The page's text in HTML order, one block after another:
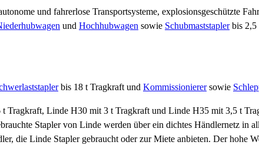
und fahrerlose Transportsysteme, explosionsgeschützte
und Hochhubwagen sowie Schubmaststaplerbis 2,5
bis 18 t Tragkraft und Kommissionierersowie
Tragkraft, Linde H30 mit 3 t Tragkraft und Linde H35 mit 3,5 t
Stapler von Linde werden über ein dichtes Händlernetz in
die Linde Stapler gebraucht oder zur Miete anbieten. Der hohe